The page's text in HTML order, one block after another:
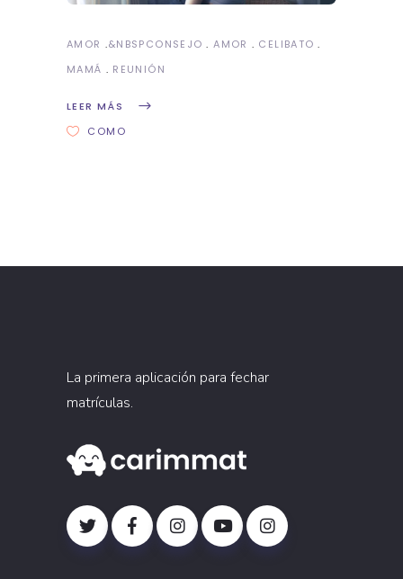
AMOR &NBSPCONSEJO AMOR
CELIBATO
MAMÁ
REUNIÓN
LEER MÁS
COMO
La primera aplicación para fechar
matrículas.